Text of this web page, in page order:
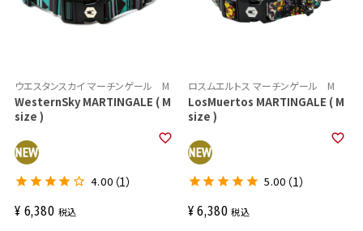
ウエスタンスカイ マーチンゲール M
WesternSky MARTINGALE ( M
size )
¥ 6,380 税込
4.00 （1）
ロスムエルトス マーチンゲール M
LosMuertos MARTINGALE ( M
size )
¥ 6,380 税込
5.00 （1）